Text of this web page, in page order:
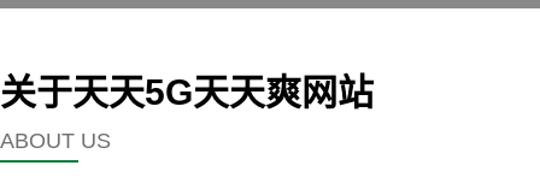
关于天天5G天天爽网站
ABOUT US